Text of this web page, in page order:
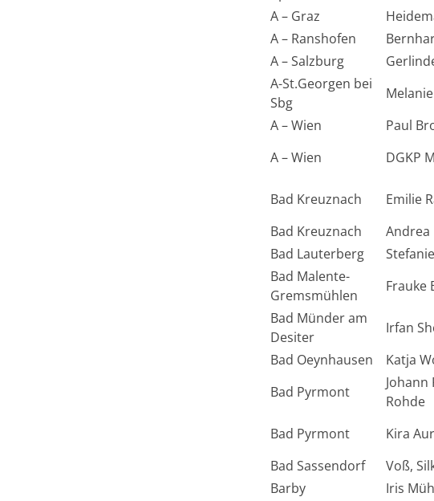
A – Graz
A – Ranshofen
A – Salzburg
A-St.Georgen bei
Sbg
A – Wien
Paul
A – Wien
DGKP
Bad Kreuznach
Emilie
Bad Kreuznach
Andrea
Bad Lauterberg
Bad Malente-
Gremsmühlen
Frauke
Bad Münder am
Desiter
Irfan
Bad Oeynhausen
Katja
Bad Pyrmont
Rohde
Bad Pyrmont Kira
Bad Sassendorf
Voß,
Barby
Iris